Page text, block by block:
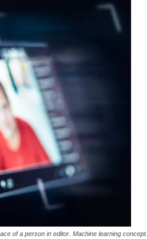
of a person in editor. Machine learning concept.